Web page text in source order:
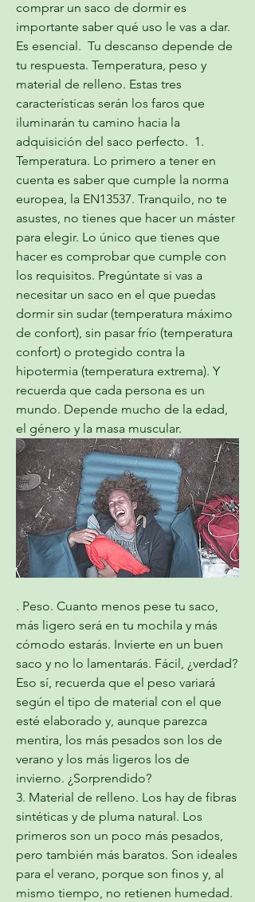
comprar un saco de dormir es
importante saber qué uso le vas a dar.
Es esencial.  Tu descanso depende de
tu respuesta. Temperatura, peso y
material de relleno. Estas tres
características serán los faros que
iluminarán tu camino hacia la
adquisición del saco perfecto.  1.
Temperatura. Lo primero a tener en
cuenta es saber que cumple la norma
europea, la EN13537. Tranquilo, no te
asustes, no tienes que hacer un máster
para elegir. Lo único que tienes que
hacer es comprobar que cumple con
los requisitos. Pregúntate si vas a
necesitar un saco en el que puedas
dormir sin sudar (temperatura máximo
de confort), sin pasar frío (temperatura
confort) o protegido contra la
hipotermia (temperatura extrema). Y
recuerda que cada persona es un
mundo. Depende mucho de la edad,
el género y la masa muscular.
. Peso. Cuanto menos pese tu saco,
más ligero será en tu mochila y más
cómodo estarás. Invierte en un buen
saco y no lo lamentarás. Fácil, ¿verdad?
Eso sí, recuerda que el peso variará
según el tipo de material con el que
esté elaborado y, aunque parezca
mentira, los más pesados son los de
verano y los más ligeros los de
invierno. ¿Sorprendido?
3. Material de relleno. Los hay de fibras
sintéticas y de pluma natural. Los
primeros son un poco más pesados,
pero también más baratos. Son ideales
para el verano, porque son finos y, al
mismo tiempo, no retienen humedad.